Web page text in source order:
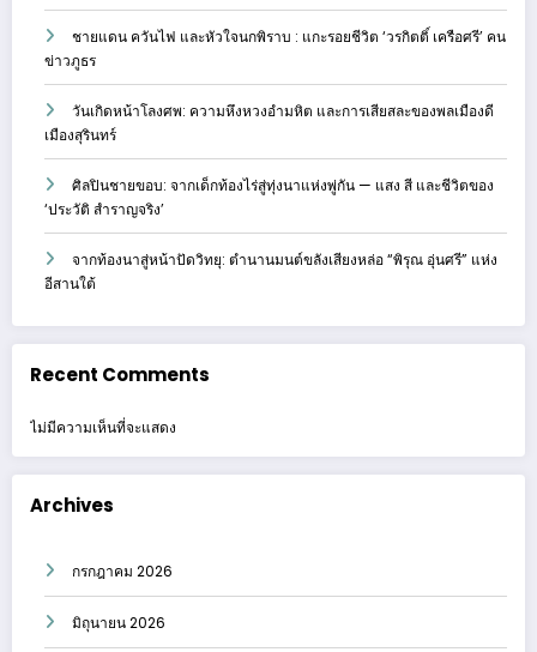
ชายแดน ควันไฟ และหัวใจนกพิราบ : แกะรอยชีวิต ‘วรกิตติ์ เครือศรี’ คน
ข่าวภูธร
วันเกิดหน้าโลงศพ: ความหึงหวงอำมหิต และการเสียสละของพลเมืองดี
เมืองสุรินทร์
ศิลปินชายขอบ: จากเด็กท้องไร่สู่ทุ่งนาแห่งพู่กัน — แสง สี และชีวิตของ
‘ประวัติ สำราญจริง’
จากท้องนาสู่หน้าปัดวิทยุ: ตำนานมนต์ขลังเสียงหล่อ “พิรุณ อุ่นศรี” แห่ง
อีสานใต้
Recent Comments
ไม่มีความเห็นที่จะแสดง
Archives
กรกฎาคม 2026
มิถุนายน 2026